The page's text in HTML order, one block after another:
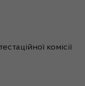
комісії